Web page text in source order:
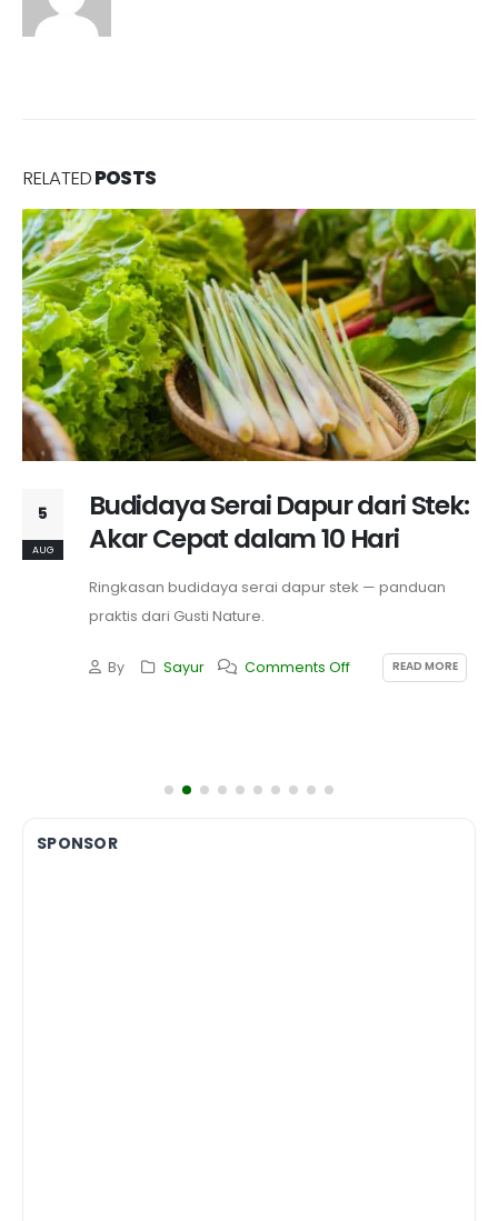
RELATEDPOSTS
5
AUG
Budidaya Serai Dapur dari Stek:
Akar Cepat dalam 10 Hari
Ringkasan budidaya serai dapur stek — panduan
praktis dari Gusti Nature.
By Sayur Comments Off READ MORE
SPONSOR